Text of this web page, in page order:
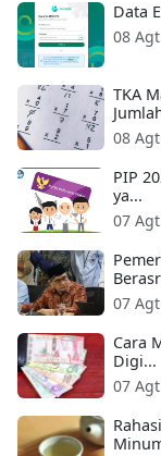
Data
08
TKA
08
PIP
ya...
07
07
Cara
Digi...
07